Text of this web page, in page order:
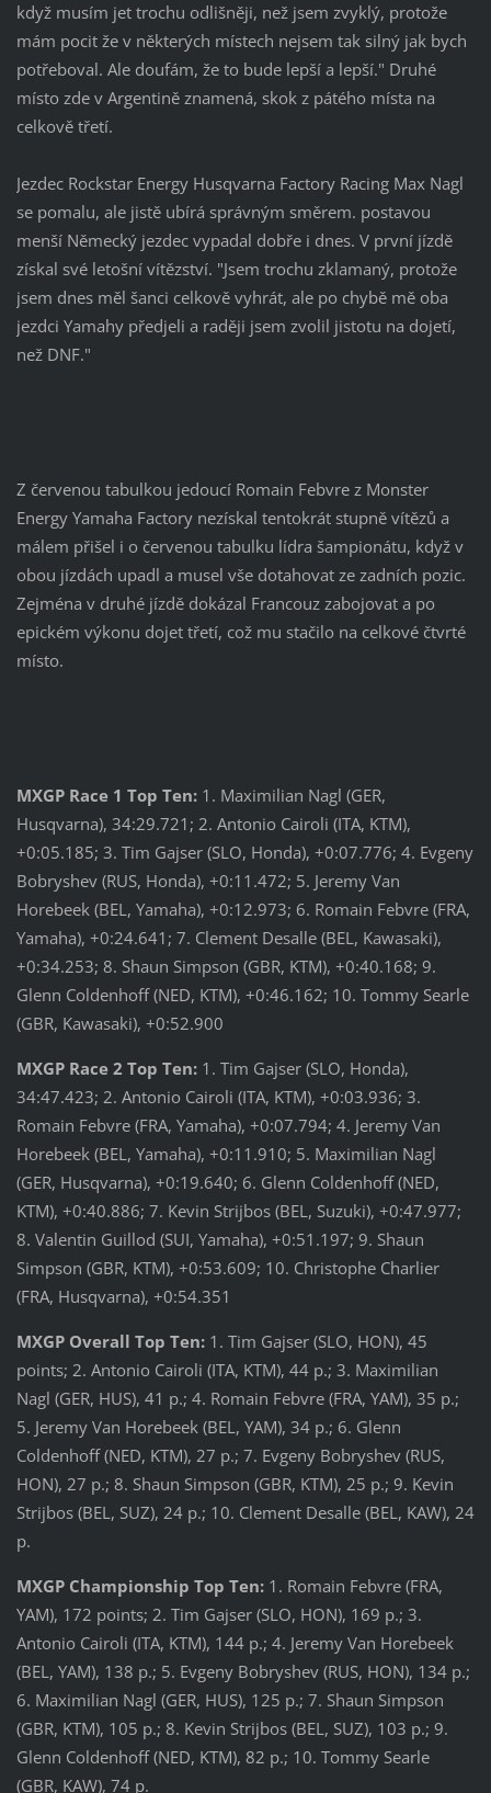
když musím jet trochu odlišněji, než jsem zvyklý, protože
mám pocit že v některých místech nejsem tak silný jak bych
potřeboval. Ale doufám, že to bude lepší a lepší." Druhé
místo zde v Argentině znamená, skok z pátého místa na
celkově třetí.
Jezdec Rockstar Energy Husqvarna Factory Racing Max Nagl
se pomalu, ale jistě ubírá správným směrem. postavou
menší Německý jezdec vypadal dobře i dnes. V první jízdě
získal své letošní vítězství. "Jsem trochu zklamaný, protože
jsem dnes měl šanci celkově vyhrát, ale po chybě mě oba
jezdci Yamahy předjeli a raději jsem zvolil jistotu na dojetí,
než DNF."
Z červenou tabulkou jedoucí Romain Febvre z Monster
Energy Yamaha Factory nezískal tentokrát stupně vítězů a
málem přišel i o červenou tabulku lídra šampionátu, když v
obou jízdách upadl a musel vše dotahovat ze zadních pozic.
Zejména v druhé jízdě dokázal Francouz zabojovat a po
epickém výkonu dojet třetí, což mu stačilo na celkové čtvrté
místo.
MXGP Race 1 Top Ten: 1. Maximilian Nagl (GER,
Husqvarna), 34:29.721; 2. Antonio Cairoli (ITA, KTM),
+0:05.185; 3. Tim Gajser (SLO, Honda), +0:07.776; 4. Evgeny
Bobryshev (RUS, Honda), +0:11.472; 5. Jeremy Van
Horebeek (BEL, Yamaha), +0:12.973; 6. Romain Febvre (FRA,
Yamaha), +0:24.641; 7. Clement Desalle (BEL, Kawasaki),
+0:34.253; 8. Shaun Simpson (GBR, KTM), +0:40.168; 9.
Glenn Coldenhoff (NED, KTM), +0:46.162; 10. Tommy Searle
(GBR, Kawasaki), +0:52.900
MXGP Race 2 Top Ten: 1. Tim Gajser (SLO, Honda),
34:47.423; 2. Antonio Cairoli (ITA, KTM), +0:03.936; 3.
Romain Febvre (FRA, Yamaha), +0:07.794; 4. Jeremy Van
Horebeek (BEL, Yamaha), +0:11.910; 5. Maximilian Nagl
(GER, Husqvarna), +0:19.640; 6. Glenn Coldenhoff (NED,
KTM), +0:40.886; 7. Kevin Strijbos (BEL, Suzuki), +0:47.977;
8. Valentin Guillod (SUI, Yamaha), +0:51.197; 9. Shaun
Simpson (GBR, KTM), +0:53.609; 10. Christophe Charlier
(FRA, Husqvarna), +0:54.351
MXGP Overall Top Ten: 1. Tim Gajser (SLO, HON), 45
points; 2. Antonio Cairoli (ITA, KTM), 44 p.; 3. Maximilian
Nagl (GER, HUS), 41 p.; 4. Romain Febvre (FRA, YAM), 35 p.;
5. Jeremy Van Horebeek (BEL, YAM), 34 p.; 6. Glenn
Coldenhoff (NED, KTM), 27 p.; 7. Evgeny Bobryshev (RUS,
HON), 27 p.; 8. Shaun Simpson (GBR, KTM), 25 p.; 9. Kevin
Strijbos (BEL, SUZ), 24 p.; 10. Clement Desalle (BEL, KAW), 24
p.
MXGP Championship Top Ten: 1. Romain Febvre (FRA,
YAM), 172 points; 2. Tim Gajser (SLO, HON), 169 p.; 3.
Antonio Cairoli (ITA, KTM), 144 p.; 4. Jeremy Van Horebeek
(BEL, YAM), 138 p.; 5. Evgeny Bobryshev (RUS, HON), 134 p.;
6. Maximilian Nagl (GER, HUS), 125 p.; 7. Shaun Simpson
(GBR, KTM), 105 p.; 8. Kevin Strijbos (BEL, SUZ), 103 p.; 9.
Glenn Coldenhoff (NED, KTM), 82 p.; 10. Tommy Searle
(GBR, KAW), 74 p.